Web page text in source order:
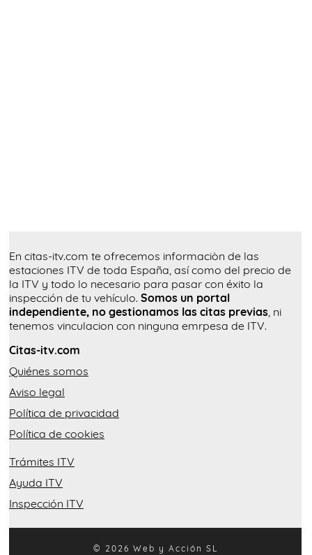
En citas-itv.com te ofrecemos informaciòn de las
estaciones ITV de toda España, así como del precio de
la ITV y todo lo necesario para pasar con éxito la
inspección de tu vehículo. Somos un portal
independiente, no gestionamos las citas previas , ni
tenemos vinculacion con ninguna emrpesa de ITV.
Citas-itv.com
Quiénes somos
Aviso legal
Política de privacidad
Política de cookies
Trámites ITV
Ayuda ITV
Inspección ITV
© 2026 Web y Acción SL